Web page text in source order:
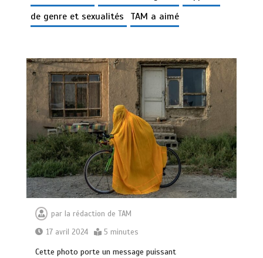
de genre et sexualités
TAM a aimé
par la rédaction de TAM
17 avril 2024
5 minutes
Cette photo porte un message puissant